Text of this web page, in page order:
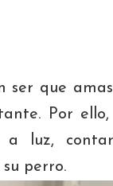
ser que
Por
a luz,
perro.